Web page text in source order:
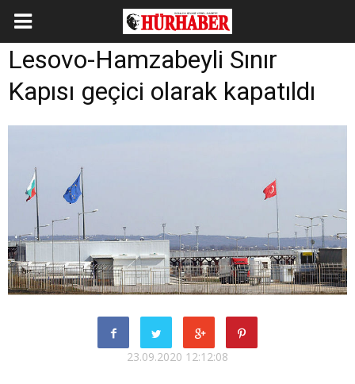
Lesovo-Hamzabeyli Sınır
Kapısı geçici olarak kapatıldı
23.09.2020 12:12:08